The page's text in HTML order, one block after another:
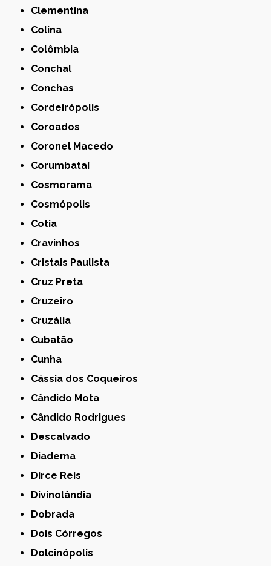
Clementina
Colina
Colômbia
Conchal
Conchas
Cordeirópolis
Coroados
Coronel Macedo
Corumbataí
Cosmorama
Cosmópolis
Cotia
Cravinhos
Cristais Paulista
Cruz Preta
Cruzeiro
Cruzália
Cubatão
Cunha
Cássia dos Coqueiros
Cândido Mota
Cândido Rodrigues
Descalvado
Diadema
Dirce Reis
Divinolândia
Dobrada
Dois Córregos
Dolcinópolis